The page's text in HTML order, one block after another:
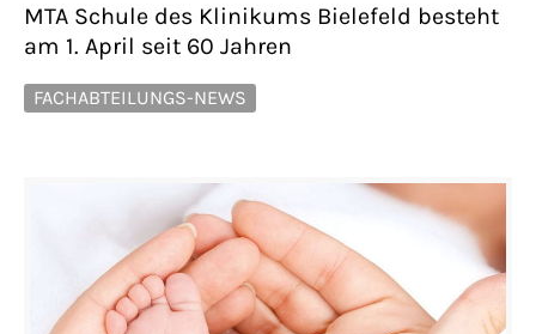
MTA Schule des Klinikums Bielefeld besteht
am 1. April seit 60 Jahren
FACHABTEILUNGS-NEWS